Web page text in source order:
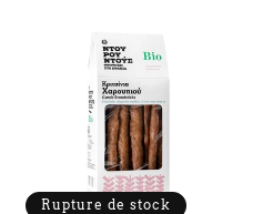
Rupture de stock